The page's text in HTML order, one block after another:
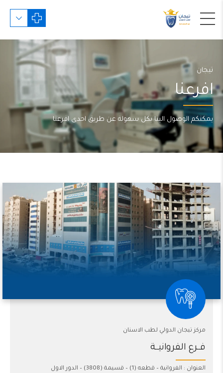
تيجان
افرعنا
يمكنكم الوصول الينا بكل سهولة عن طريق احدى افرعنا
مركز تيجان الدولي لطب الاسنان
فــرع الفروانيــة
العنوان : الفروانية – قطعه (1) – قسيمة (3808) – الدور الاول